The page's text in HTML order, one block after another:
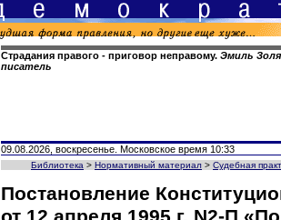
Страдания правого - приговор неправому. Эмиль Золя
писатель
09.08.2026, воскресенье. Московское время 10:33
Библиотека > Нормативный материал > Судебная
Постановление